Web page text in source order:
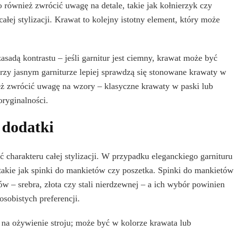
zwrócić uwagę na detale, takie jak kołnierzyk czy
stylizacji. Krawat to kolejny istotny element, który może
kontrastu – jeśli garnitur jest ciemny, krawat może być
jasnym garniturze lepiej sprawdzą się stonowane krawaty w
zwrócić uwagę na wzory – klasyczne krawaty w paski lub
dodatki
charakteru całej stylizacji. W przypadku eleganckiego garnituru
jak spinki do mankietów czy poszetka. Spinki do mankietów
– srebra, złota czy stali nierdzewnej – a ich wybór powinien
preferencji.
na ożywienie stroju; może być w kolorze krawata lub